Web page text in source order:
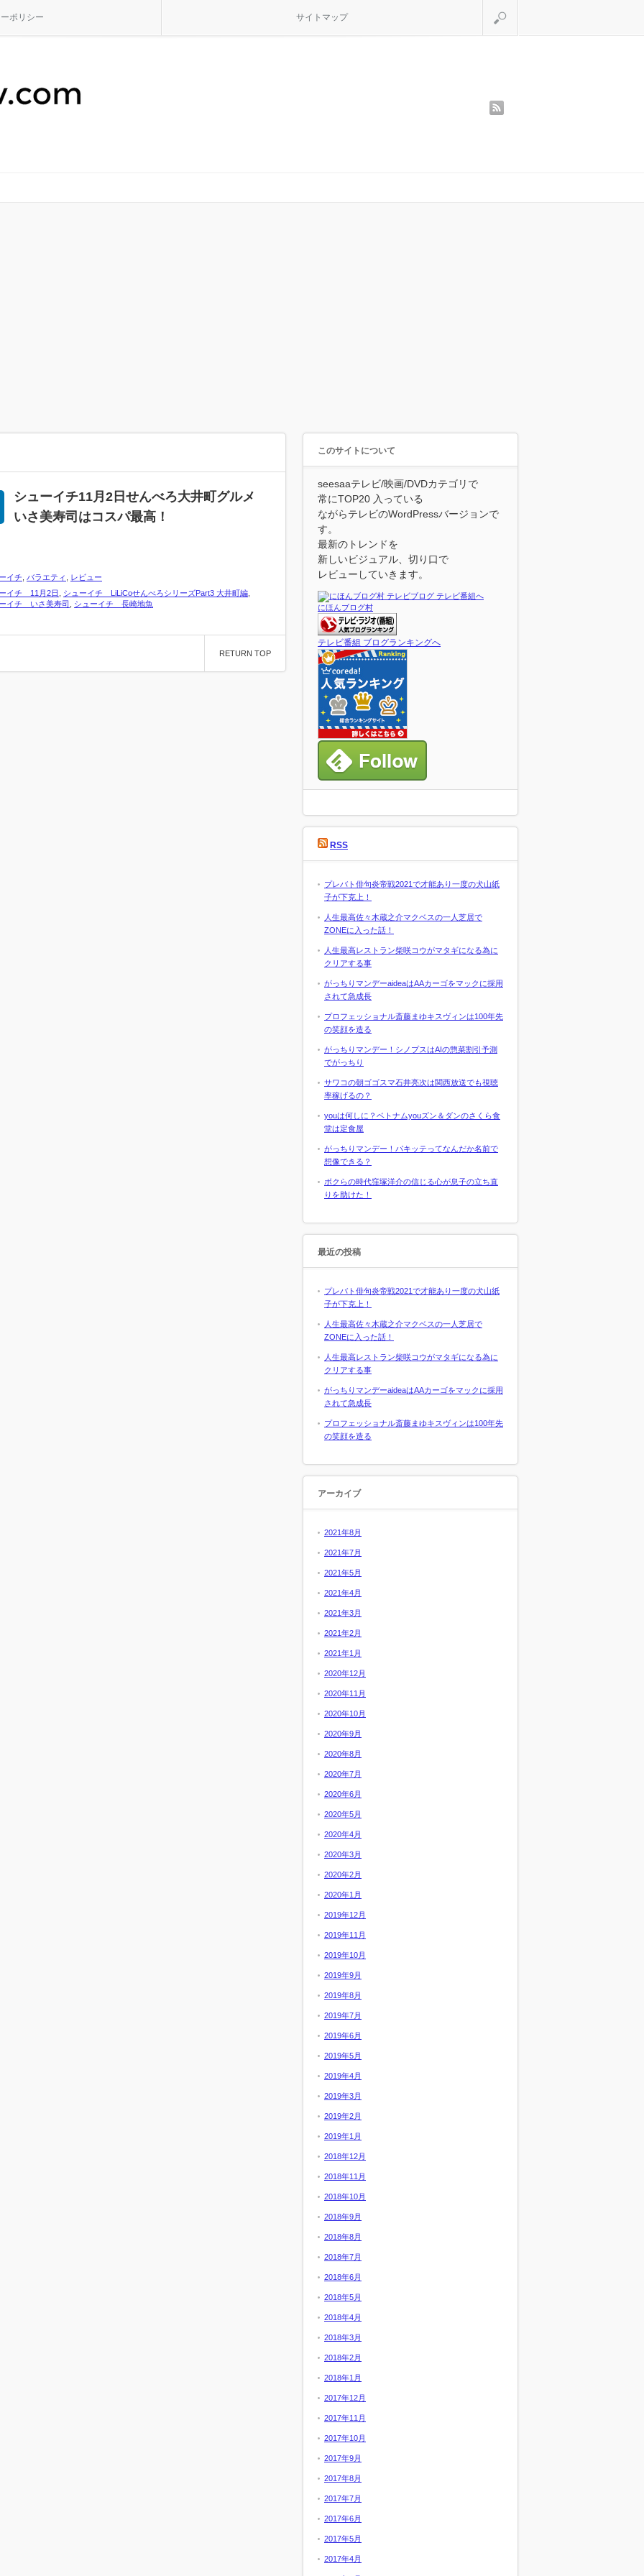
ポリシー サイトマップ
シューイチ11月2日せんべろ大井町グルメ
いさ美寿司はコスパ最高！
イチ バラエティ
レビュー
イチ 11月2日
シューイチ LiLiCoせんべろシリーズPart3 大井町編
イチ いさ美寿司
シューイチ 長崎地魚
RETURN TOP
このサイトについて
seesaaテレビ/映画/DVDカテゴリで
常にTOP20 入っている
ながらテレビのWordPressバージョンで
す。
最新のトレンドを
新しいビジュアル、切り口で
レビューしていきます。
にほんブログ村
テレビ番組 ブログランキングへ
RSS
プレバト俳句炎帝戦2021で才能あり一度の犬山紙
子が下克上！
人生最高佐々木蔵之介マクベスの一人芝居で
ZONEに入った話！
人生最高レストラン柴咲コウがマタギになる為に
クリアする事
がっちりマンデーaideaはAAカーゴをマックに採用
されて急成長
プロフェッショナル斎藤まゆキスヴィンは100年先
の笑顔を造る
がっちりマンデー！シノプスはAIの惣菜割引予測
でがっちり
サワコの朝ゴゴスマ石井亮次は関西放送でも視聴
率稼げるの？
youは何しに？ベトナムyouズン＆ダンのさくら食
堂は定食屋
がっちりマンデー！パキッテってなんだか名前で
想像できる？
ボクらの時代窪塚洋介の信じる心が息子の立ち直
りを助けた！
最近の投稿
プレバト俳句炎帝戦2021で才能あり一度の犬山紙
子が下克上！
人生最高佐々木蔵之介マクベスの一人芝居で
ZONEに入った話！
人生最高レストラン柴咲コウがマタギになる為に
クリアする事
がっちりマンデーaideaはAAカーゴをマックに採用
されて急成長
プロフェッショナル斎藤まゆキスヴィンは100年先
の笑顔を造る
アーカイブ
2021年8月
2021年7月
2021年5月
2021年4月
2021年3月
2021年2月
2021年1月
2020年12月
2020年11月
2020年10月
2020年9月
2020年8月
2020年7月
2020年6月
2020年5月
2020年4月
2020年3月
2020年2月
2020年1月
2019年12月
2019年11月
2019年10月
2019年9月
2019年8月
2019年7月
2019年6月
2019年5月
2019年4月
2019年3月
2019年2月
2019年1月
2018年12月
2018年11月
2018年10月
2018年9月
2018年8月
2018年7月
2018年6月
2018年5月
2018年4月
2018年3月
2018年2月
2018年1月
2017年12月
2017年11月
2017年10月
2017年9月
2017年8月
2017年7月
2017年6月
2017年5月
2017年4月